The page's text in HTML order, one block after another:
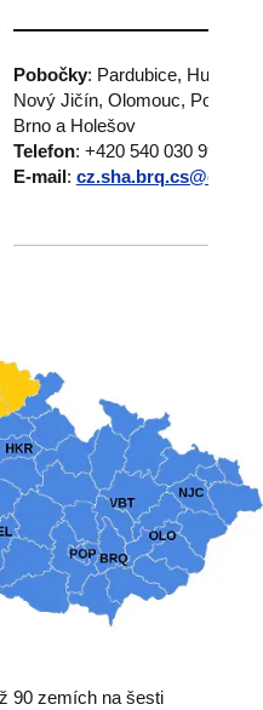
Pobočky: Pardubice,
Nový Jičín, Olomouc, Popůvky,
Brno a Holešov
Telefon: +420 540 030 999
E-mail:
90 zemích na šesti